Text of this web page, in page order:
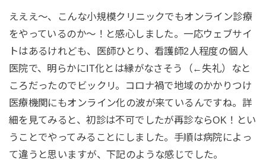
えええ～、こんな小規模クリニックでもオンライン診療
をやっているのか～！と感心しました。一応ウェブサイ
トはあるけれども、医師ひとり、看護師2人程度の個人
医院で、明らかにIT化とは縁がなさそう（←失礼）なと
ころだったのでビックリ。コロナ禍で地域のかかりつけ
医療機関にもオンライン化の波が来ているんですね。詳
細を見てみると、初診は不可でしたが再診ならOK！とい
うことでやってみることにしました。手順は病院によっ
て違うと思いますが、下記のような感じでした。